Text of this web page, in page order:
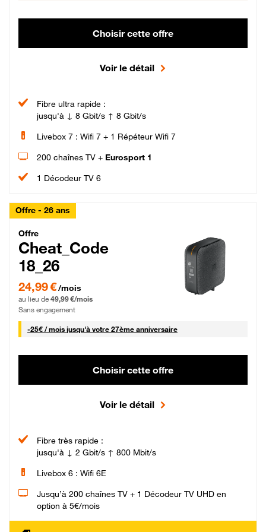
Choisir cette offre
Voir le détail
Fibre ultra rapide :
jusqu'à ↓ 8 Gbit/s ↑ 8 Gbit/s
Livebox 7 : Wifi 7 + 1 Répéteur Wifi 7
200 chaînes TV + Eurosport 1
1 Décodeur TV 6
Offre - 26 ans
Cheat_Code Fibre_18_26
Offre
Cheat_Code
18_26
24,99 € par mois pendant 0 mois puis 49,99 € par mois, Sans engagement
24,99 €/mois
au lieu de 49,99 €/mois
Sans engagement
-25€ / mois25 € par mois
jusqu'à votre 27ème anniversaire
Choisir cette offre
Voir le détail
Fibre très rapide :
jusqu'à ↓ 2 Gbit/s ↑ 800 Mbit/s
Livebox 6 : Wifi 6E
Jusqu’à 200 chaînes TV + 1 Décodeur TV UHD en
option à 5€/mois